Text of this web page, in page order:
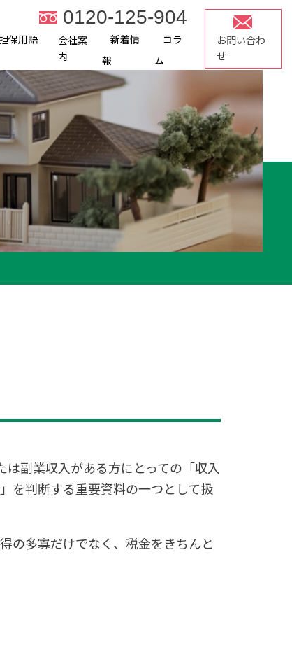
0120-125-904
保用語
会社案
内
新着情
報
コラ
ム
お問い合わ
せ
副業収入がある方にとっての「収入
を判断する重要資料の一つとして扱
の多寡だけでなく、税金をきちんと